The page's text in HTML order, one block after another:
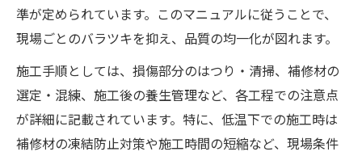
準が定められています。このマニュアルに従うことで、
現場ごとのバラツキを抑え、品質の均一化が図れます。
施工手順としては、損傷部分のはつり・清掃、補修材の
選定・混練、施工後の養生管理など、各工程での注意点
が詳細に記載されています。特に、低温下での施工時は
補修材の凍結防止対策や施工時間の短縮など、現場条件